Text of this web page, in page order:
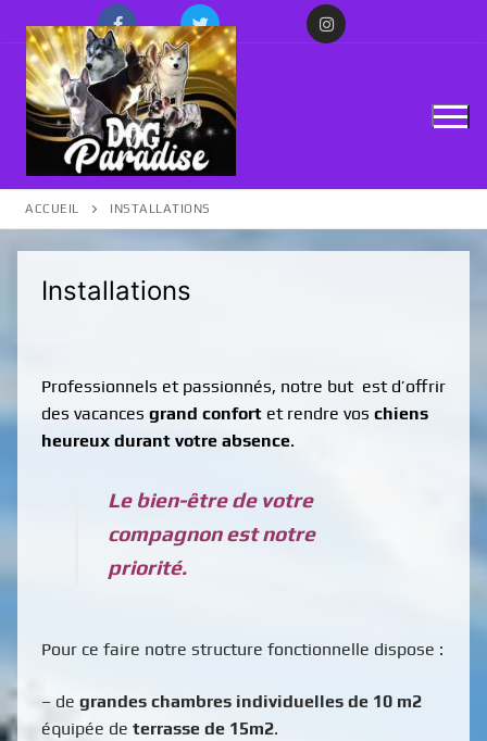
Accueil
Tarifs & Prestations
Conditions
ACCUEIL INSTALLATIONS
Installations
Professionnels et passionnés, notre but est d’offrir
des vacances grand confort et rendre vos chiens
heureux durant votre absence.
Le bien-être de votre
compagnon est notre
priorité.
Pour ce faire notre structure fonctionnelle dispose :
– de grandes chambres individuelles de 10 m2
équipée de terrasse de 15m2.